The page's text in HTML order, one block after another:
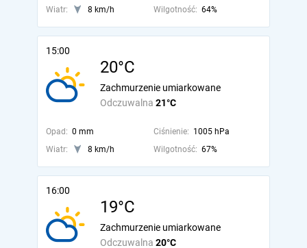
Wiatr:
8 km/h Wilgotność: 64%
15:00
20°C
Odczuwalna 21°C
Zachmurzenie umiarkowane
Opad: 0 mm Ciśnienie: 1005 hPa
Wiatr:
8 km/h Wilgotność: 67%
16:00
19°C
Odczuwalna 20°C
Zachmurzenie umiarkowane